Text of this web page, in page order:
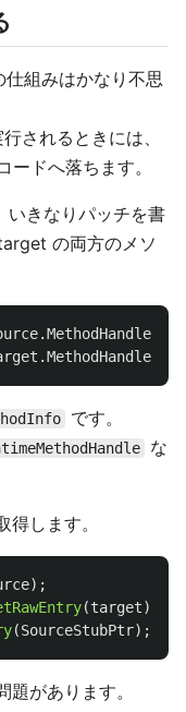
組みはかなり不思
されるときには、
ドへ落ちます。
いきなりパッチを書
の両方のメソ
.MethodHandle
.MethodHandle
です。
な
します。
);
(target));
(SourceStubPtr);
があります。